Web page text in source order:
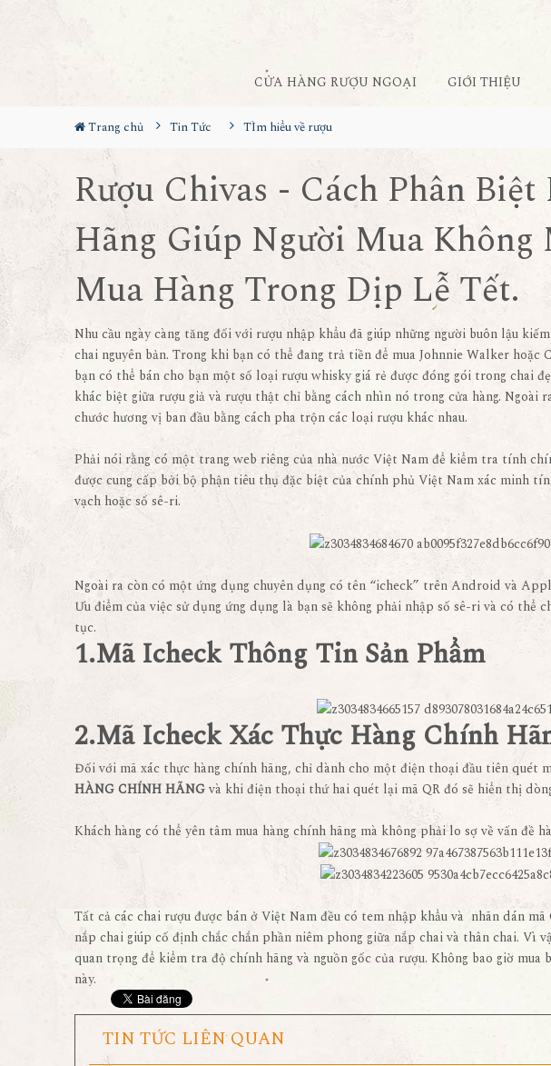
CỬA HÀNG RƯỢU NGOẠI GIỚI THIỆU
Trang chủ Tin Tức TÌm hiểu về rượu
Rượu Chivas - Cách Phân
Hãng Giúp Người Mua Không
Mua Hàng Trong Dịp Lễ Tết.
Nhu cầu ngày càng tăng đối với rượu nhập khẩu đã giúp những người buôn lậu
chai nguyên bản. Trong khi bạn có thể đang trả tiền để mua Johnnie Walker
bạn có thể bán cho bạn một số loại rượu whisky giá rẻ được đóng gói trong chai
khác biệt giữa rượu giả và rượu thật chỉ bằng cách nhìn nó trong cửa hàng.
chước hương vị ban đầu bằng cách pha trộn các loại rượu khác nhau.
Phải nói rằng có một trang web riêng của nhà nước Việt Nam để kiểm tra tính
được cung cấp bởi bộ phận tiêu thụ đặc biệt của chính phủ Việt Nam xác minh
vạch hoặc số sê-ri.
Ngoài ra còn có một ứng dụng chuyên dụng có tên “icheck” trên Android và
Ưu điểm của việc sử dụng ứng dụng là bạn sẽ không phải nhập số sê-ri và có thể
tục.
1.Mã Icheck Thông Tin Sản Phẩm
2.Mã Icheck Xác Thực Hàng Chính
Đối với mã xác thực hàng chính hãng, chỉ dành cho một điện thoại đầu tiên quét
HÀNG CHÍNH HÃNGvà khi điện thoại thứ hai quét lại mã QR đó sẽ hiển thị
Khách hàng có thể yên tâm mua hàng chính hãng mà không phải lo sợ về vấn đề
Tất cả các chai rượu được bán ở Việt Nam đều có tem nhập khẩu và nhãn dán
nắp chai giúp cố định chắc chắn phần niêm phong giữa nắp chai và thân chai. Vì
quan trọng để kiểm tra độ chính hãng và nguồn gốc của rượu. Không bao giờ
này.
TIN TỨC LIÊN QUAN